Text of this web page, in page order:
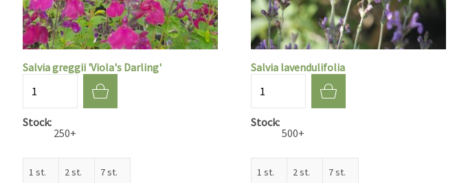
Salvia greggii 'Viola's Darling'
Stock
250+
1 st. 2 st. 7 st.
Salvia lavendulifolia
Stock
500+
1 st. 2 st. 7 st.